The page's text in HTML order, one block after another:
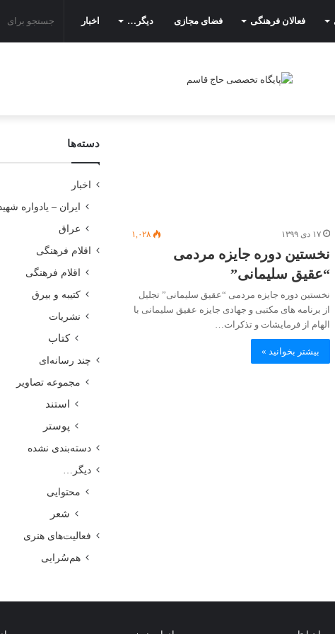
فعالان فرهنگی فضای مجازی دیگر… اخبار
۱۷ دی ۱۳۹۹ ۱,۰۲۸
نخستین دوره جایزه مردمی
“عقیق سلیمانی”
نخستین دوره جایزه مردمی “عقیق سلیمانی” تجلیل
از برنامه های مکتبی و جهادی جایزه عقیق سلیمانی با
الهام از فرمایشات و تذکرات…
بیشتر بخوانید »
دسته‌ها
اخبار
ایران – یادواره شهید
عراق
اقلام فرهنگی
اقلام فرهنگی
کتیبه و بیرق
نشریات
کتاب
چند رسانه‌ای
مجموعه تصاویر
استند
پوستر
دسته‌بندی نشده
دیگر…
محتوایی
شعر
فعالیت‌های هنری
هم‌سُرایی